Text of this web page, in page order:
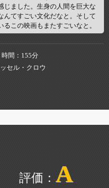
じました。生身の人間を巨大な
んてすごい文化だなと。そして
この映画もまたすごいなと。
時間
155分
セル・クロウ
A